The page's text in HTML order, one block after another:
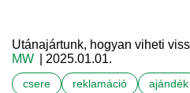
Utánajártunk, hogyan viheti
MW
| 2025.01.01.
csere reklamáció ajándék